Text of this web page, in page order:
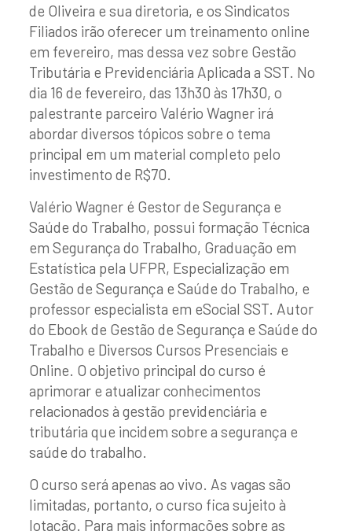
de Oliveira e sua diretoria, e os Sindicatos
Filiados irão oferecer um treinamento online
em fevereiro, mas dessa vez sobre Gestão
Tributária e Previdenciária Aplicada a SST. No
dia 16 de fevereiro, das 13h30 às 17h30, o
palestrante parceiro Valério Wagner irá
abordar diversos tópicos sobre o tema
principal em um material completo pelo
investimento de R$70.
Valério Wagner é Gestor de Segurança e
Saúde do Trabalho, possui formação Técnica
em Segurança do Trabalho, Graduação em
Estatística pela UFPR, Especialização em
Gestão de Segurança e Saúde do Trabalho, e
professor especialista em eSocial SST. Autor
do Ebook de Gestão de Segurança e Saúde do
Trabalho e Diversos Cursos Presenciais e
Online. O objetivo principal do curso é
aprimorar e atualizar conhecimentos
relacionados à gestão previdenciária e
tributária que incidem sobre a segurança e
saúde do trabalho.
O curso será apenas ao vivo. As vagas são
limitadas, portanto, o curso fica sujeito à
lotação. Para mais informações sobre as